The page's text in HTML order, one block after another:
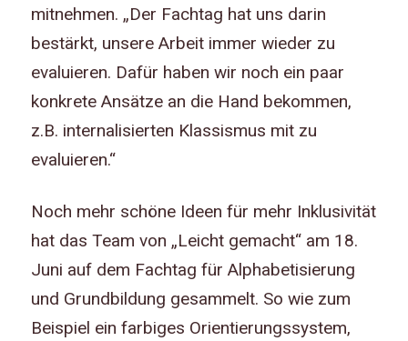
mitnehmen. „Der Fachtag hat uns darin
bestärkt, unsere Arbeit immer wieder zu
evaluieren. Dafür haben wir noch ein paar
konkrete Ansätze an die Hand bekommen,
z.B. internalisierten Klassismus mit zu
evaluieren.“
Noch mehr schöne Ideen für mehr Inklusivität
hat das Team von „Leicht gemacht“ am 18.
Juni auf dem Fachtag für Alphabetisierung
und Grundbildung gesammelt. So wie zum
Beispiel ein farbiges Orientierungssystem,